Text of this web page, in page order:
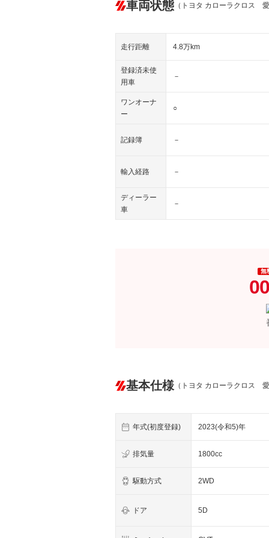
車両状態 （トヨタ カローラクロス
走行距離 4.8万km
登録済未使
用車
－
ワンオーナ
ー
○
記録簿 －
輸入経路 －
ディーラー
車
－
無
基本仕様 （トヨタ カローラクロス
年式(初度登録) 2023(令和5)年
排気量 1800cc
駆動方式 2WD
ドア 5D